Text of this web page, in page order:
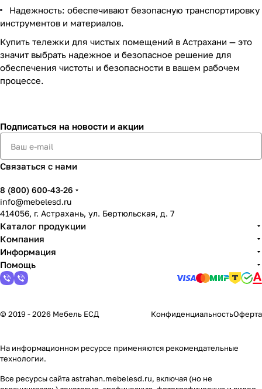
Надежность: обеспечивают безопасную транспортировку
инструментов и материалов.
Купить тележки для чистых помещений в Астрахани — это
значит выбрать надежное и безопасное решение для
обеспечения чистоты и безопасности в вашем рабочем
процессе.
Подписаться на новости и акции
Связаться с нами
8 (800) 600-43-26
info@mebelesd.ru
414056, г. Астрахань, ул. Бертюльская, д. 7
Каталог продукции
Компания
Информация
Помощь
© 2019 - 2026 Мебель ЕСД КонфиденциальностьОферта
На информационном ресурсе применяются рекомендательные
технологии.
Все ресурсы сайта astrahan.mebelesd.ru, включая (но не